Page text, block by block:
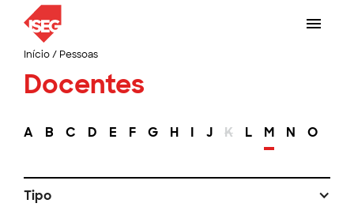
Início/ Pessoas
Docentes
A B C D E F G H I J K L M N O
Tipo